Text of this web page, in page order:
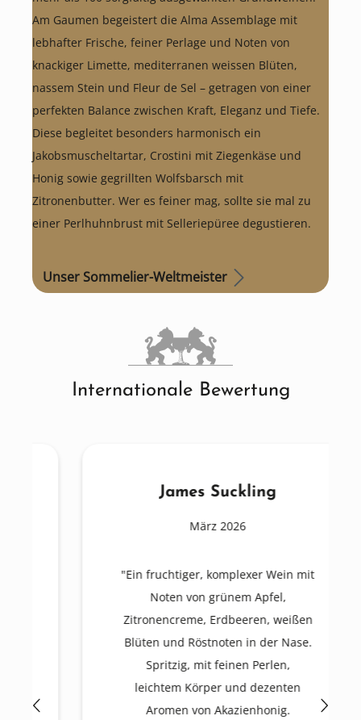
Am Gaumen begeistert die Alma Assemblage mit
lebhafter Frische, feiner Perlage und Noten von
knackiger Limette, mediterranen weissen Blüten,
nassem Stein und Fleur de Sel – getragen von einer
perfekten Balance zwischen Kraft, Eleganz und Tiefe.
Diese begleitet besonders harmonisch ein
Jakobsmuscheltartar, Crostini mit Ziegenkäse und
Honig sowie gegrillten Wolfsbarsch mit
Zitronenbutter. Wer es feiner mag, sollte sie mal zu
einer Perlhuhnbrust mit Selleriepüree degustieren.
Unser Sommelier-Weltmeister
Internationale Bewertung
James Suckling
März 2026
"Ein fruchtiger, komplexer Wein mit
Noten von grünem Apfel,
Zitronencreme, Erdbeeren, weißen
Blüten und Röstnoten in der Nase.
Spritzig, mit feinen Perlen,
leichtem Körper und dezenten
Aromen von Akazienhonig.